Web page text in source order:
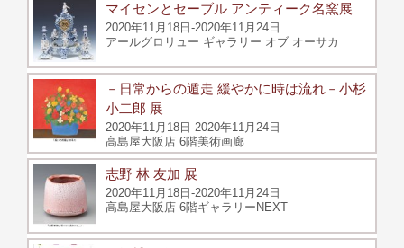
マイセンとセーブル アンティーク名窯展
2020年11月18日-2020年11月24日
アールグロリュー ギャラリー オブ オーサカ
－日常からの遁走 緩やかに時は流れ－小杉
小二郎 展
2020年11月18日-2020年11月24日
高島屋大阪店 6階美術画廊
志野 林 友加 展
2020年11月18日-2020年11月24日
高島屋大阪店 6階ギャラリーNEXT